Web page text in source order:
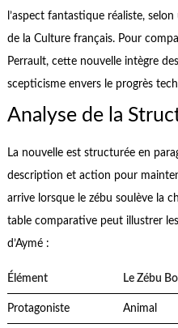
l’aspect fantastique réaliste,
de la Culture français. Pour
Perrault, cette nouvelle intègre
scepticisme envers le progrès
Analyse de la
La nouvelle est structurée en
description et action pour
arrive lorsque le zébu soulève la
table comparative peut illustrer
d’Aymé :
Élément Le Zébu
Protagoniste Animal